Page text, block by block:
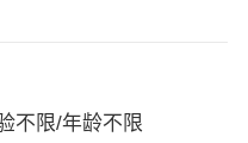
不限/年龄不限